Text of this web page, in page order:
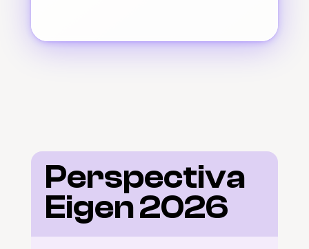
Perspectiva
Eigen 2026